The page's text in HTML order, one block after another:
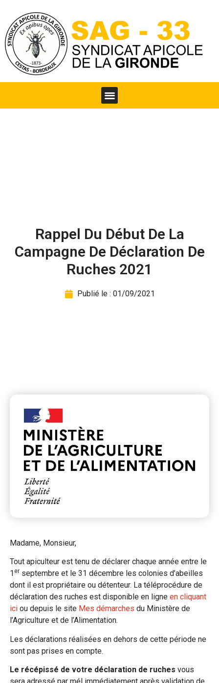
Rappel Du Début De La
Campagne De Déclaration De
Ruches 2021
Publié le : 01/09/2021
Madame, Monsieur,
Tout apiculteur est tenu de déclarer chaque année entre le
1 er septembre et le 31 décembre les colonies d’abeilles
dont il est propriétaire ou détenteur. La téléprocédure de
déclaration des ruches est disponible en ligne en cliquant
ici ou depuis le site Mes démarches du Ministère de
l’Agriculture et de l’Alimentation.
Les déclarations réalisées en dehors de cette période ne
sont pas prises en compte.
Le récépissé de votre déclaration de ruches vous